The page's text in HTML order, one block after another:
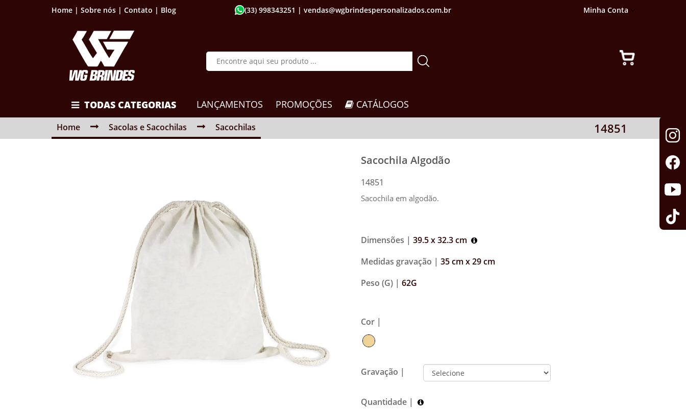
Home | Sobre nós | Contato | Blog (33) 998343251 | vendas@wgbrindespersonalizados.com.br Minha Conta
TODAS CATEGORIAS LANÇAMENTOS PROMOÇÕES CATÁLOGOS
Home Sacolas e Sacochilas Sacochilas 14851
Sacochila Algodão
14851
Sacochila em algodão.
Dimensões | 39.5 x 32.3 cm
Medidas gravação | 35 cm x 29 cm
Peso (G) | 62G
Cor |
Gravação |
Quantidade |